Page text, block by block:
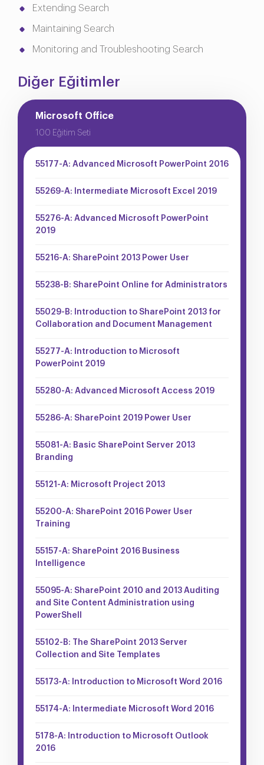
Extending Search
Maintaining Search
Monitoring and Troubleshooting Search
Diğer Eğitimler
Microsoft Office
100 Eğitim Seti
55177-A: Advanced Microsoft PowerPoint 2016
55269-A: Intermediate Microsoft Excel 2019
55276-A: Advanced Microsoft PowerPoint
2019
55216-A: SharePoint 2013 Power User
55238-B: SharePoint Online for Administrators
55029-B: Introduction to SharePoint 2013 for
Collaboration and Document Management
55277-A: Introduction to Microsoft
PowerPoint 2019
55280-A: Advanced Microsoft Access 2019
55286-A: SharePoint 2019 Power User
55081-A: Basic SharePoint Server 2013
Branding
55121-A: Microsoft Project 2013
55200-A: SharePoint 2016 Power User
Training
55157-A: SharePoint 2016 Business
Intelligence
55095-A: SharePoint 2010 and 2013 Auditing
and Site Content Administration using
PowerShell
55102-B: The SharePoint 2013 Server
Collection and Site Templates
55173-A: Introduction to Microsoft Word 2016
55174-A: Intermediate Microsoft Word 2016
5178-A: Introduction to Microsoft Outlook
2016